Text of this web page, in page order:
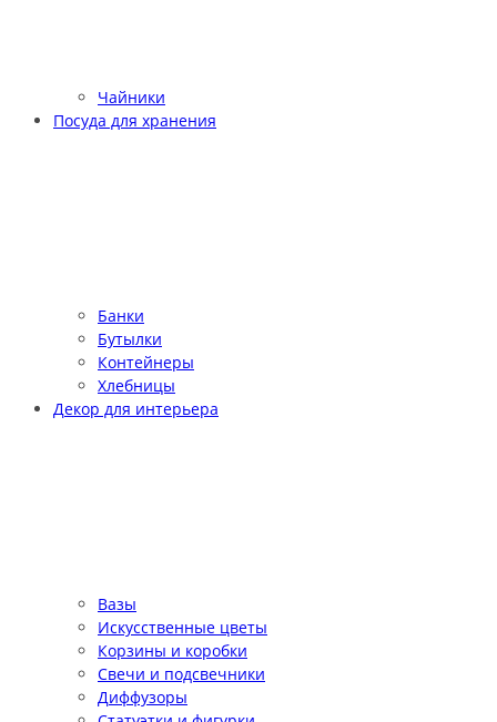
Чайники
Посуда для хранения
Банки
Бутылки
Контейнеры
Хлебницы
Декор для интерьера
Вазы
Искусственные цветы
Корзины и коробки
Свечи и подсвечники
Диффузоры